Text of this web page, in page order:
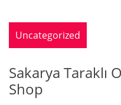
Uncategorized
Sakarya Taraklı
Shop